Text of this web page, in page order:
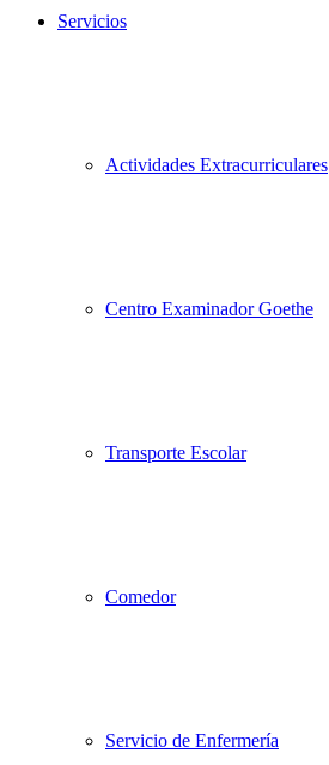
Servicios
Actividades Extracurriculares
Centro Examinador Goethe
Transporte Escolar
Comedor
Servicio de Enfermería